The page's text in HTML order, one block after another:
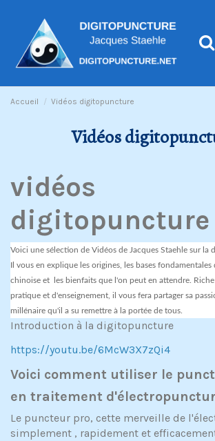
Accueil Vidéos digitopuncture
Vidéos
vidéos
digitopuncture
Voici une sélection de Vidéos de Jacques Staehle sur la
Il vous en explique les origines, les bases fondamentales
chinoise et les bienfaits que l'on peut en attendre.
pratique et d'enseignement, il vous fera partager sa
millénaire qu'il a su remettre à la portée de tous.
Introduction à la digitopuncture
https://youtu.be/6McW3X7zQi4
Voici comment utiliser le
en traitement
Le puncteur pro, cette merveille de
simplement , rapidement et